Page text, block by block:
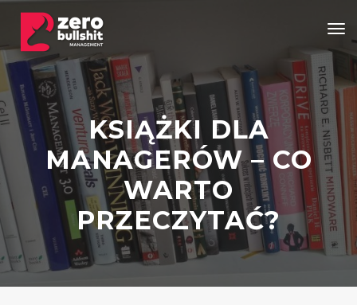
KSIĄŻKI DLA
MANAGERÓW – CO
WARTO
PRZECZYTAĆ?